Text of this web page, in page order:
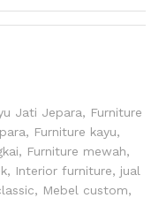
Jati Jepara, Furniture
, Furniture kayu,
, Furniture mewah,
, Interior furniture, jual
, Mebel custom,